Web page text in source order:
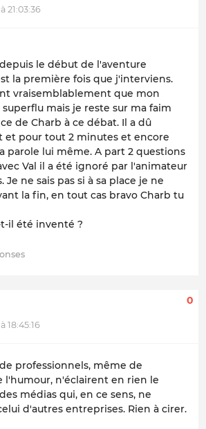
21:03:36
le début de l'aventure
la première fois que j'interviens.
vraisemblablement que mon
mais je reste sur ma faim
de Charb à ce débat. Il a dû
et pour tout 2 minutes et encore
parole lui même. A part 2 questions
Val il a été ignoré par l'animateur
ne sais pas si à sa place je ne
la fin, en tout cas bravo Charb tu
il été inventé ?
18:45:16
0
professionnels, même de
l'humour, n'éclairent en rien le
médias qui, en ce sens, ne
d'autres entreprises. Rien à cirer.